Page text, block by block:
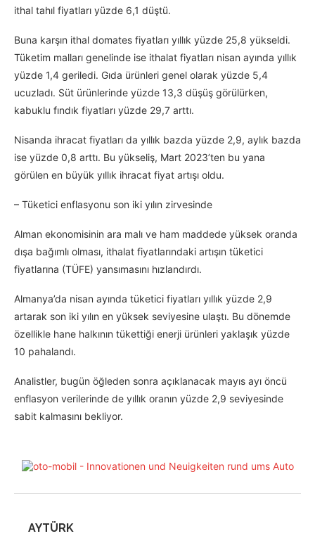
ithal tahıl fiyatları yüzde 6,1 düştü.
Buna karşın ithal domates fiyatları yıllık yüzde 25,8 yükseldi.
Tüketim malları genelinde ise ithalat fiyatları nisan ayında yıllık
yüzde 1,4 geriledi. Gıda ürünleri genel olarak yüzde 5,4
ucuzladı. Süt ürünlerinde yüzde 13,3 düşüş görülürken,
kabuklu fındık fiyatları yüzde 29,7 arttı.
Nisanda ihracat fiyatları da yıllık bazda yüzde 2,9, aylık bazda
ise yüzde 0,8 arttı. Bu yükseliş, Mart 2023’ten bu yana
görülen en büyük yıllık ihracat fiyat artışı oldu.
– Tüketici enflasyonu son iki yılın zirvesinde
Alman ekonomisinin ara malı ve ham maddede yüksek oranda
dışa bağımlı olması, ithalat fiyatlarındaki artışın tüketici
fiyatlarına (TÜFE) yansımasını hızlandırdı.
Almanya’da nisan ayında tüketici fiyatları yıllık yüzde 2,9
artarak son iki yılın en yüksek seviyesine ulaştı. Bu dönemde
özellikle hane halkının tükettiği enerji ürünleri yaklaşık yüzde
10 pahalandı.
Analistler, bugün öğleden sonra açıklanacak mayıs ayı öncü
enflasyon verilerinde de yıllık oranın yüzde 2,9 seviyesinde
sabit kalmasını bekliyor.
AYTÜRK